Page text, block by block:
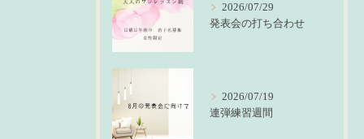
2026/07/29
発表会の打ち合わせ
2026/07/19
連弾練習週間